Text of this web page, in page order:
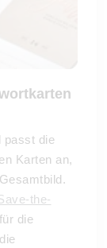
passt die
Karten an,
the-
die